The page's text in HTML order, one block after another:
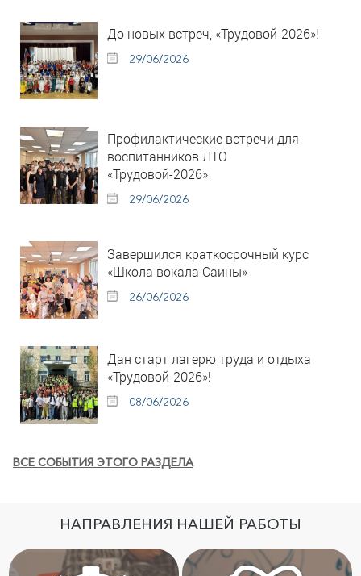
До новых встреч, «Трудовой-2026»!
29/06/2026
Профилактические встречи для
воспитанников ЛТО
«Трудовой-2026»
29/06/2026
Завершился краткосрочный курс
«Школа вокала Саины»
26/06/2026
Дан старт лагерю труда и отдыха
«Трудовой-2026»!
08/06/2026
ВСЕ СОБЫТИЯ ЭТОГО РАЗДЕЛА
НАПРАВЛЕНИЯ НАШЕЙ РАБОТЫ